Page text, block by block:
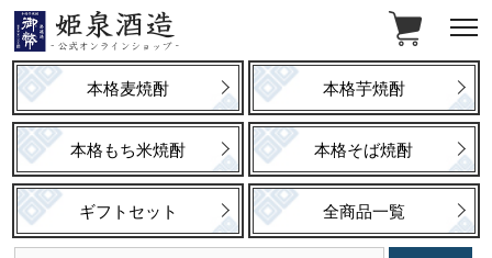
本格麦焼酎 本格芋焼酎
本格もち米焼酎 本格そば焼酎
ギフトセット 全商品一覧